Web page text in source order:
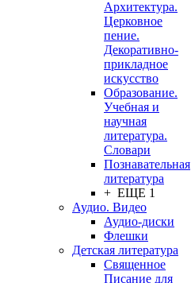
Архитектура.
Церковное
пение.
Декоративно-
прикладное
искусство
Образование.
Учебная и
научная
литература.
Словари
Познавательная
литература
+ ЕЩЕ 1
Аудио. Видео
Аудио-диски
Флешки
Детская литература
Священное
Писание для